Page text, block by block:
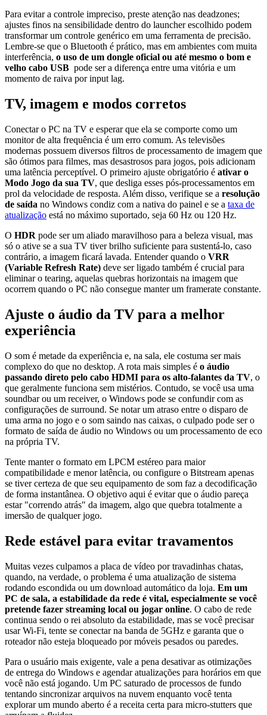
Para evitar a controle impreciso, preste atenção nas deadzones;
ajustes finos na sensibilidade dentro do launcher escolhido podem
transformar um controle genérico em uma ferramenta de precisão.
Lembre-se que o Bluetooth é prático, mas em ambientes com muita
interferência, o uso de um dongle oficial ou até mesmo o bom e
velho cabo USB pode ser a diferença entre uma vitória e um
momento de raiva por input lag.
TV, imagem e modos corretos
Conectar o PC na TV e esperar que ela se comporte como um
monitor de alta frequência é um erro comum. As televisões
modernas possuem diversos filtros de processamento de imagem que
são ótimos para filmes, mas desastrosos para jogos, pois adicionam
uma latência perceptível. O primeiro ajuste obrigatório é ativar o
Modo Jogo da sua TV, que desliga esses pós-processamentos em
prol da velocidade de resposta. Além disso, verifique se a resolução
de saída no Windows condiz com a nativa do painel e se a taxa de
atualização está no máximo suportado, seja 60 Hz ou 120 Hz.
O HDR pode ser um aliado maravilhoso para a beleza visual, mas
só o ative se a sua TV tiver brilho suficiente para sustentá-lo, caso
contrário, a imagem ficará lavada. Entender quando o VRR
(Variable Refresh Rate) deve ser ligado também é crucial para
eliminar o tearing, aquelas quebras horizontais na imagem que
ocorrem quando o PC não consegue manter um framerate constante.
Ajuste o áudio da TV para a melhor
experiência
O som é metade da experiência e, na sala, ele costuma ser mais
complexo do que no desktop. A rota mais simples é o áudio
passando direto pelo cabo HDMI para os alto-falantes da TV, o
que geralmente funciona sem mistérios. Contudo, se você usa uma
soundbar ou um receiver, o Windows pode se confundir com as
configurações de surround. Se notar um atraso entre o disparo de
uma arma no jogo e o som saindo nas caixas, o culpado pode ser o
formato de saída de áudio no Windows ou um processamento de eco
na própria TV.
Tente manter o formato em LPCM estéreo para maior
compatibilidade e menor latência, ou configure o Bitstream apenas
se tiver certeza de que seu equipamento de som faz a decodificação
de forma instantânea. O objetivo aqui é evitar que o áudio pareça
estar "correndo atrás" da imagem, algo que quebra totalmente a
imersão de qualquer jogo.
Rede estável para evitar travamentos
Muitas vezes culpamos a placa de vídeo por travadinhas chatas,
quando, na verdade, o problema é uma atualização de sistema
rodando escondida ou um download automático da loja. Em um
PC de sala, a estabilidade da rede é vital, especialmente se você
pretende fazer streaming local ou jogar online. O cabo de rede
continua sendo o rei absoluto da estabilidade, mas se você precisar
usar Wi-Fi, tente se conectar na banda de 5GHz e garanta que o
roteador não esteja bloqueado por móveis pesados ou paredes.
Para o usuário mais exigente, vale a pena desativar as otimizações
de entrega do Windows e agendar atualizações para horários em que
você não está jogando. Um PC saturado de processos de fundo
tentando sincronizar arquivos na nuvem enquanto você tenta
explorar um mundo aberto é a receita certa para micro-stutters que